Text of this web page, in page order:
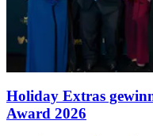
Holiday Extras
Award 2026